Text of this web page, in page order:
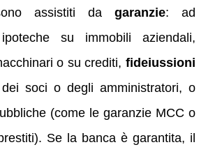
assistiti da garanzie: ad
su immobili aziendali,
o su crediti, fideiussioni
dei soci o degli amministratori, o
(come le garanzie MCC o
Se la banca è garantita, il